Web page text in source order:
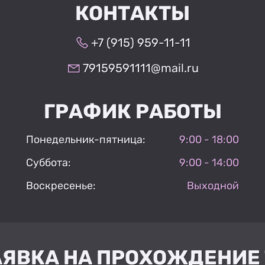
КОНТАКТЫ
+7 (915) 959-11-11
79159591111@mail.ru
ГРАФИК РАБОТЫ
Понедельник-пятница:
9:00 - 18:00
Суббота:
9:00 - 14:00
Воскресенье:
Выходной
НА ПРОХОЖДЕНИЕ